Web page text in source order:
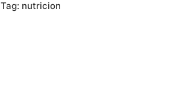
Tag: nutricion